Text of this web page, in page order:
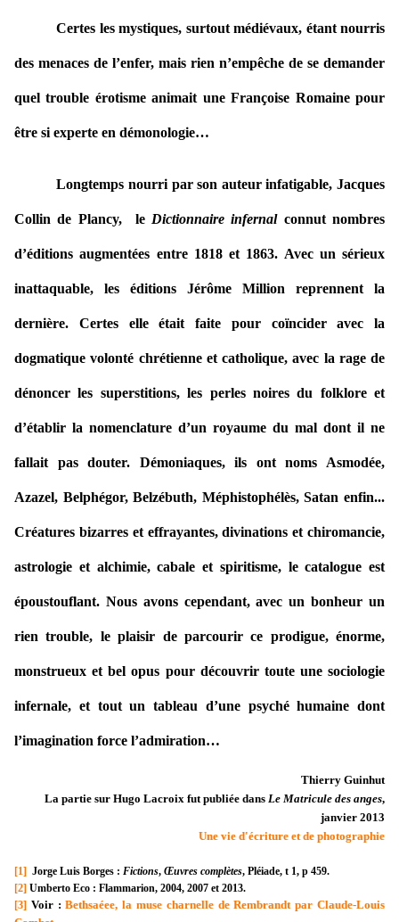
Certes les mystiques, surtout médiévaux, étant nourris
des menaces de l’enfer, mais rien n’empêche de se demander
quel trouble érotisme animait une Françoise Romaine pour
être si experte en démonologie…
Longtemps nourri par son auteur infatigable, Jacques
Collin de Plancy, le Dictionnaire infernalconnut nombres
d’éditions augmentées entre 1818 et 1863. Avec un sérieux
inattaquable, les éditions Jérôme Million reprennent la
dernière. Certes elle était faite pour coïncider avec la
dogmatique volonté chrétienne et catholique, avec la rage de
dénoncer les superstitions, les perles noires du folklore et
d’établir la nomenclature d’un royaume du mal dont il ne
fallait pas douter. Démoniaques, ils ont noms Asmodée,
Azazel, Belphégor, Belzébuth, Méphistophélès, Satan enfin...
Créatures bizarres et effrayantes,divinations et chiromancie,
astrologie et alchimie, cabale et spiritisme, le catalogue est
époustouflant. Nous avons cependant, avec un bonheur un
rien trouble, le plaisir de parcourir ce prodigue, énorme,
monstrueux et bel opus pour découvrir toute une sociologie
infernale, et tout un tableau d’une psyché humaine dont
l’imagination force l’admiration…
Thierry Guinhut
La partie sur Hugo Lacroix fut publiée dans Le Matricule des anges,
janvier 2013
Une vie d'écriture et de photographie
[1] Jorge Luis Borges : Fictions, Œuvres complètes, Pléiade, t 1, p 459.
[2] Umberto Eco : Flammarion, 2004, 2007 et 2013.
[3] Voir :Bethsaéee, la muse charnelle de Rembrandt par Claude-Louis